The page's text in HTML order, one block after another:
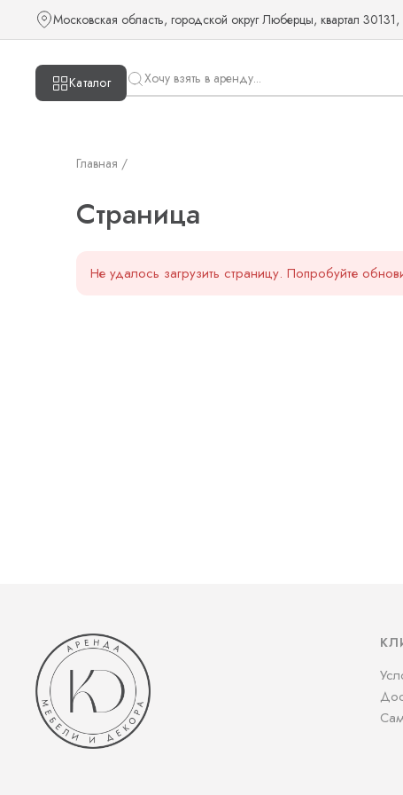
Московская область, городской округ Люберцы, квартал
Каталог
Главная /
Страница
Не удалось загрузить страницу. Попробуйте
Страница — KUDOS